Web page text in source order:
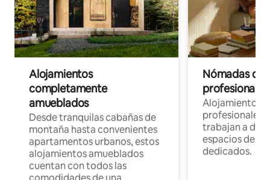
Alojamientos
completamente
amueblados
Desde tranquilas cabañas de
montaña hasta convenientes
apartamentos urbanos, estos
alojamientos amueblados
cuentan con todos las
Nómadas
Alojamientos
profesionales
trabajan a
espacios de
dedicados.